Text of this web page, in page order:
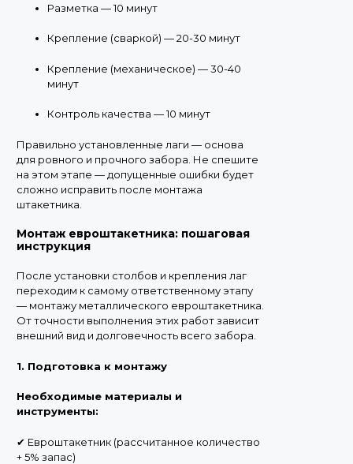
Разметка — 10 минут
Крепление (сваркой) — 20-30 минут
Крепление (механическое) — 30-40
минут
Контроль качества — 10 минут
Правильно установленные лаги — основа
для ровного и прочного забора. Не спешите
на этом этапе — допущенные ошибки будет
сложно исправить после монтажа
штакетника.
Монтаж евроштакетника: пошаговая
инструкция
После установки столбов и крепления лаг
переходим к самому ответственному этапу
— монтажу металлического евроштакетника.
От точности выполнения этих работ зависит
внешний вид и долговечность всего забора.
1. Подготовка к монтажу
Необходимые материалы и
инструменты:
✔ Евроштакетник (рассчитанное количество
+ 5% запас)